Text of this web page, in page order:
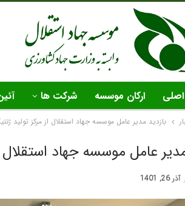
ارکان موسسه شرکت ها
بازدید مدیر عامل موسسه جهاد استقلال از مرکز تولید
عامل موسسه جهاد
آذر 26, 1401